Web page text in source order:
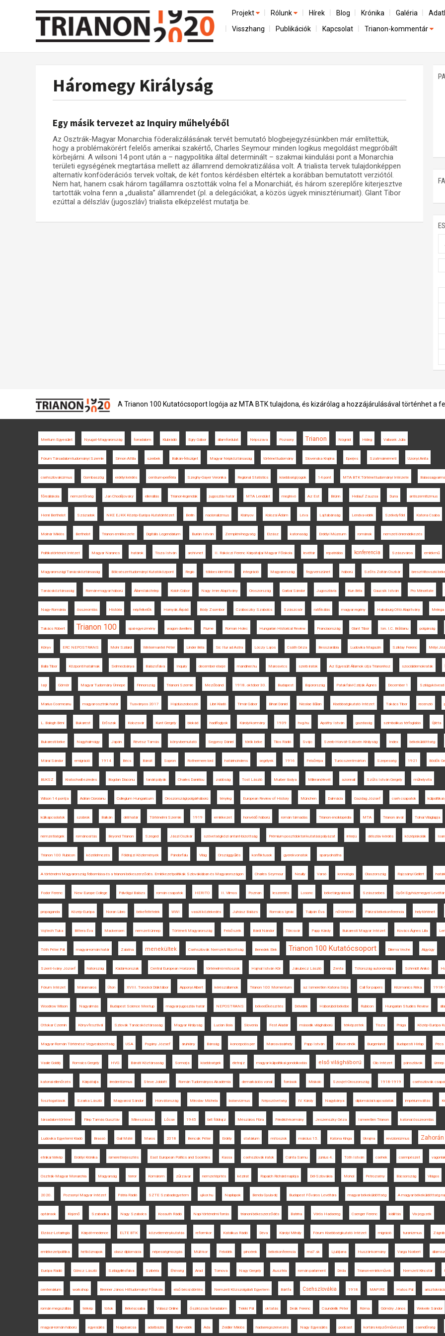
Projekt
Előzmények
Az összeomlás és a magyar társadalom
Utókor és emlékezet
Rólunk
A kutatócsoport működéséről
Hírek Blog Krónika Galéria
Visszhang Publikációk Kapcsolat Trianon-kommentár
Háromegy Királyság
Egy másik tervezet az Inquiry műhelyéből
Az Osztrák-Magyar Monarchia föderalizálásának tervét bemutató blogbejegyzésünkben már említettük,
hogy a problémakörért felelős amerikai szakértő, Charles Seymour minden logikus megoldást megpróbált
körbejárni. A wilsoni 14 pont után a – nagypolitika által determinált – szakmai kiindulási pont a Monarchia
területi egységének megtartása mellett az államrend demokratizálása volt. A trialista tervek tulajdonképpen
alternatív konföderációs tervek voltak, de két fontos kérdésben eltértek a korábban bemutatott verziótól.
Nem hat, hanem csak három tagállamra osztották volna fel a Monarchiát, és három szereplőre kiterjesztve
tartották volna fenn a „dualista” államrendet (pl. a delegációkat, a közös ügyek minisztériumait). Glant Tibor
ezúttal a délszláv (jugoszláv) trialista elképzelést mutatja be.
A Trianon 100 Kutatócsoport logója az MTA BTK tulajdona, és kizárólag a hozzájárulásával történhet a
Meritum Egyesület Nyugat-Magyarország forradalom Klubrádió Egry Gábor államfordulat Népszava Pozsony Trianon Nógrád Hideg Vallasek Júlia
Fórum Társadalomtudományi Szemle Simon Attila szerbek Balkán-félsziget Magyar Népköztársaság történettudomány Slovenska Krajina Eperjes Szatmárnémeti Uzonyi Anita
csehszlovakizmus Gombaszög erdélyi kérdés centrum-periféria Szeghy-Gayer Veronika Regional Statistics kisebbségi jogok 14 pont MTA BTK Történettudományi Intézete
főreáliskola nemzetőrség Jan Chodějovský ellenállás Trianon-legendák jugoszláv határ MTA Lendület meghívó Az Est Brünn Heilauf Zsuzsa Duna antiszemitizmus
Henri Berthelot Századok NKE EJKK Közép-Európa Kutatóintézet Berlin nacionalizmus Kisinyov Kolozsi Ádám Léva Lajtabánság Lendva-vidék Székelyföld Katona Csaba
Molnár Miklós Berthelot Trianon emlékezete Digitális Legendárium Burián István Zempléni-hegység Elzász katonaság Erdélyi Múzeum románok nemzeti önrendelkezés
Politikatörténeti Intézet Magyar Narancs határok Tisza István archívnet II. Rákóczi Ferenc Kárpátaljai Magyar Főiskola levéltár repatriálás konferencia Szászváros emlékmű
Magyarországi Tanácsköztársaság Bölcsészettudományi Kutatóközpont Regio többes identitás integráció Magyarország fegyverszünet háború Szőts Zoltán Oszkár breszt-litovszki
Tanácsköztársaság Román-magyar háború Állami lakótelep Koloh Gábor Nagy Imre Alapítvány Oroszország Garbai Sándor Jugoszlávia Kun Béla Gaucsík István Pro Minoritate
Nagy-Románia összeomlás História népfelkelők Hornyák Árpád Bódy Zsombor Czáboczky Szabolcs Szászcsór ratifikálás magyar regény Habsburg Ottó Alapítvány
Takács Róbert Trianon 100 spai egyezmény wagon dwellers Fiume Roman Holec Hungarian Historical Review Franciaország Glant Tibor Ion. I.C. Brătianu polgárság
Könyv ERC NEPOSTRANS Mohr Szilárd Wintermantel Péter Linder Béla Sic Itur ad Astra Lóczy Lajos Csáth Géza Besszarábia Ludovika Magazin Sziklay Ferenc Mélyi
Balla Tibor Központi hatalmak Selmecbánya Balázsfalva Inquiry december elseje mandiner.hu Marosvécs szerb iratok Az Egyesült Államok útja Trianonhoz szociáldemokraták
Iaşi Gömör Magyar Tudomány Ünnepe Finnország Trianoni Szemle Mezőbánd 1918. október 30. Budapest Bajorország Patakfalvi-Czirják Ágnes December 1 Szilágykövesd
Marius Cosmeanu magyar-osztrák határ Tusványos 2017 Hajdúszoboszló Libri Kiadó Timár Gábor Bihari Dániel Nicolae Bălan Kisebbségkutató Intézet Takács Tibor recenzió
L. Balogh Béni Bukarest Erőszak Kolozsvár Kunt Gergely blokád hadifoglyok Károlyi-kormány 1939 hvg.hu Apáthy István gazdaság szimbolikus térfoglalás Újléta
Bukaresti béke Nagyhalmágy Japán Révész Tamás könyvbemutató Segyevy Dániel török béke Tilos Rádió Svájc Szerb-Horvát-Szlovén Királyság Index békeküldöttség
Márai Sándor emigráció 1914 Bécs Bánát Sopron Rothermere lord határincindens segélyek 1916 Felsőrépa Turócszentmárton Szepesség 1921 Bödők
BUKSZ Kratochwill ezredes Bogdan Diaconu tanári pályák Charles Daniélou zsidóság Tost László Murber Ibolya Millerand-levél azonnali Szűts István Gergely műhelyvita
Wilson 14 pontja Adrian Cioroianu Collegium Hungaricum Oroszországi polgárháború tényleg European Review of History München Dalmácia Gazdag József cseh csapatok külpolitikai
külkapcsolatok szobrok Balkán déli határ Történelmi Szemle 1919 emlékezet honvédő háború román támadás Trianon enciklopédia MTA Trianon árvái Tolnai Világlapja
nemzetiségek románosítás Beyond Trianon Szeged Jászi Oszkár szövetségközi antant-bizottság Prémium posztdoktori kutatási pályázat interjú délszláv kérdés középiskolák
Trianon 100 Rubicon közélelmezés Földrajzi Közlemények Pándorfalu Világ Országgyűlés konfliktusok gyerekvonatok spanyolnátha
A történelmi Magyarország felbomlása és a trianoni békeszerződés. Emlékezetpolitikák Szlovákiában és Magyarországon Charles Seymour Neuilly Varsó kronológia Olaszország Rajcsányi Gellért
Fodor Ferenc New Europe College Pálvölgyi Balázs román csapatok HERITO II. Vilmos Poznan leszerelés Losonc béketárgyalások Szászsebes Győri Egyházmegyei Levéltár
propaganda Közép-Európa Noran Libro békefeltételek WWI vasúti közlekedés Juhász Balázs Romsics Ignác Tulipán Éva nőtörténet Párizsi békekonferencia helytörténet
Vojtech Tuka Bittera Éva Mackensen nemzeti ünnep Történeti Magyarország Felsőszék Bárdi Nándor Törcsvár Papp Károly Bukaresti Magyar Intézet Kovács Ágnes Lilla
Tóth Péter Pál magyar-román határ Zalatna menekültek Csehszlovák Nemzeti Bizottság Benedek Elek Trianon 100 Kutatócsoport Dilema Veche Algyógy
Szent-Ivány József hátország Kádár-korszak Central European Horizons történelmi mítoszok Hajnal István Kör Jakubecz László Zenta Tótország autonómiája Schmidt Anikó
Fórum Intézet Máramaros Úton XVIII. Torockói Diáktábor Apponyi Albert kérészállamok Trianon 100 Momentum az Ismeretlen Katona Sírja Call for papers Krizmanics Réka 1918-
Woodrow Wilson Nagyalmás Budapest Science Meetup magyar-jugoszláv határ NEPOSTRANS békeelőkészítés Délvidék Háborúból békébe Rubicon Hungarian Studies Review
Ottokar Czernin Könyvfesztivál Szlovák Tanácsköztársaság Magyar Királyság Lucian Boia Slovenia Fest Aladár második világháború térképzetek Tisza Prága Közép-Európa
Magyar-Román Történész Vegyesbizottság USA Pogány József áruhiány Bánság koncepciós per Marosvásárhely Papp István Wilson elnök Burgenland Budapesti Hírlap Pécs
Vasile Goldiș Romsics Gergely HVG Bánáti Köztársaság Somorja kisebbségek életrajz magyar külpolitikai gondolkodás első világháború Clio Intézet pánszlávok ünnep
katonai ellenőrzés Kárpátalja irredentizmus Steve Jobbitt Román Tudományos Akadémia demarkációs vonal források Miskolc Szovjet-Oroszország 1918-1919 csehszlovák
fosztogatások Szarka László Magyarosi Sándor Horvátország Miroslav Michela bolsevizmus Népszövetség IV. Károly Nagybánya diplomáciai kapcsolatok impériumváltás
társadalomtörténet Filep Tamás Gusztáv Mikeszásza Lőcse 1945 brit földrajz Mészáros Flóra Friedrich-kormány Jeszenszky Géza Ismeretlen Trianon katonai összeomlás
Ludovika Egyetemi Kiadó Brassó Gali Máté Maros 2018 Bencsik Péter Erdély statárium mítoszok március 15. Katona Kinga Ukrajna revizionizmus Zahorán
etnikai térkép Erdélyi Krónika ismeretterjesztés East European Politics and Societies Kassa csehszlovák iratok Csinta Samu június 4. Tóth István csehek csempészet
Osztrák-Magyar Monarchia Magyarság terror Komárom zűrzavar nemzetépítés kézirat Rapaich Richárd naplója Dél-Szlovákia Mohol Petrozsény Bácsország Világos
2020. Pozsonyi Magyar Intézet Pátria Rádió SZTE Szabadegyetem ujkor.hu Napilapok Benda Gyula-díj Budapest Főváros Levéltára magyar békeküldöttség A magyar békeküldöttség
optánsok Kisjenő Szabadka Nagy Szabolcs Kossuth Rádió Napi történelmi forrás trianoni békeszerződés Batrina Vörös Hadsereg Csenger Ferenc kiállítás Vix-jegyzék
Elzász-Lotaringia Kárpát-medence ELTE BTK közvéleménykutatás reformkor Katolikus Rádió Déva Károlyi Mihály Fórum Kisebbségkutató Intézet migráció turanizmus Zágráb
emlékezetpolitika hétköznapok olasz diplomácia népességmozgás Múlt-kor Felvidék pincérek békekonferencia ma7.sk Ljubljana Huszár-kormány Varga Norbert
Európa Rádió Göncz László Szilágyillésfalva Szibéria Éhínség Arad Tornova Nagy Gergely Ausztria román parlament Déda Trianon-emlékművek Nemzeti Kincstár
centenárium workshop Brenner János Hittudományi Főiskola első bécsi döntés Nemzeti Közszolgálati Egyetem Bártfa Csehszlovákia 1918 MAPIRE Hatos Pál arisztokrácia
román megszállás térkép tótok Békéscsaba Válasz Online őszirózsás forradalom Teleki Pál oktatás Deák Ferenc Csunderlik Péter Róma Gömöry János Wekerle Sándor
magyar-román háború egyesülés Nagybarcsa adatbázis Ruhr-vidék Ada Zeidler Miklós hadseregszervezés Nagy Egyesülés podcast kortárs képzőművészet csendőrség